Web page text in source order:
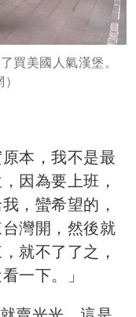
買美國人氣漢堡。
本，我不是最
因為要上班，
，蠻希望的，
灣開，然後就
就不了了之，
一下。」